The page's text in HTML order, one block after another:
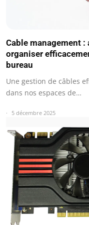
Cable management
organiser
bureau
Une gestion de câbles
dans nos espaces de…
5 décembre 2025